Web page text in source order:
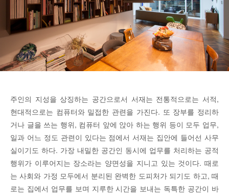
주인의 지성을 상징하는 공간으로서 서재는 전통적으로는 서적,
현대적으로는 컴퓨터와 밀접한 관련을 가진다. 또 장부를 정리하
거나 글을 쓰는 행위, 컴퓨터 앞에 앉아 하는 행위 등이 모두 업무,
일과 어느 정도 관련이 있다는 점에서 서재는 집안에 들어선 사무
실이기도 하다. 가장 내밀한 공간인 동시에 업무를 처리하는 공적
행위가 이루어지는 장소라는 양면성을 지니고 있는 것이다. 때로
는 사회와 가정 모두에서 분리된 완벽한 도피처가 되기도 하고, 때
로는 집에서 업무를 보며 지루한 시간을 보내는 독특한 공간이 바